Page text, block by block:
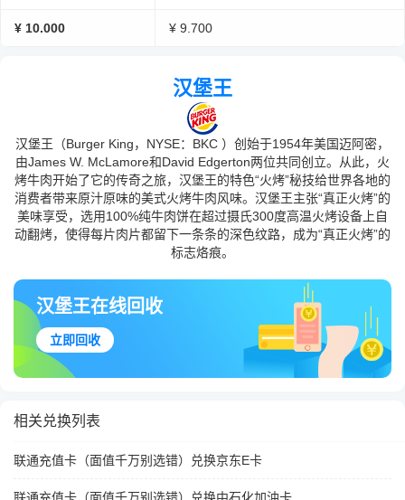
¥ 10.000 ¥ 9.700
汉堡王
汉堡王（Burger King，NYSE：BKC ）创始于1954年美国迈阿密，
由James W. McLamore和David Edgerton两位共同创立。从此，火
烤牛肉开始了它的传奇之旅，汉堡王的特色“火烤”秘技给世界各地的
消费者带来原汁原味的美式火烤牛肉风味。汉堡王主张“真正火烤”的
美味享受，选用100%纯牛肉饼在超过摄氏300度高温火烤设备上自
动翻烤，使得每片肉片都留下一条条的深色纹路，成为“真正火烤”的
标志烙痕。
汉堡王在线回收
立即回收
相关兑换列表
联通充值卡（面值千万别选错）兑换京东E卡